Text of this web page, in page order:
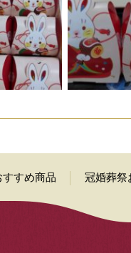
すめ商品 冠婚葬祭